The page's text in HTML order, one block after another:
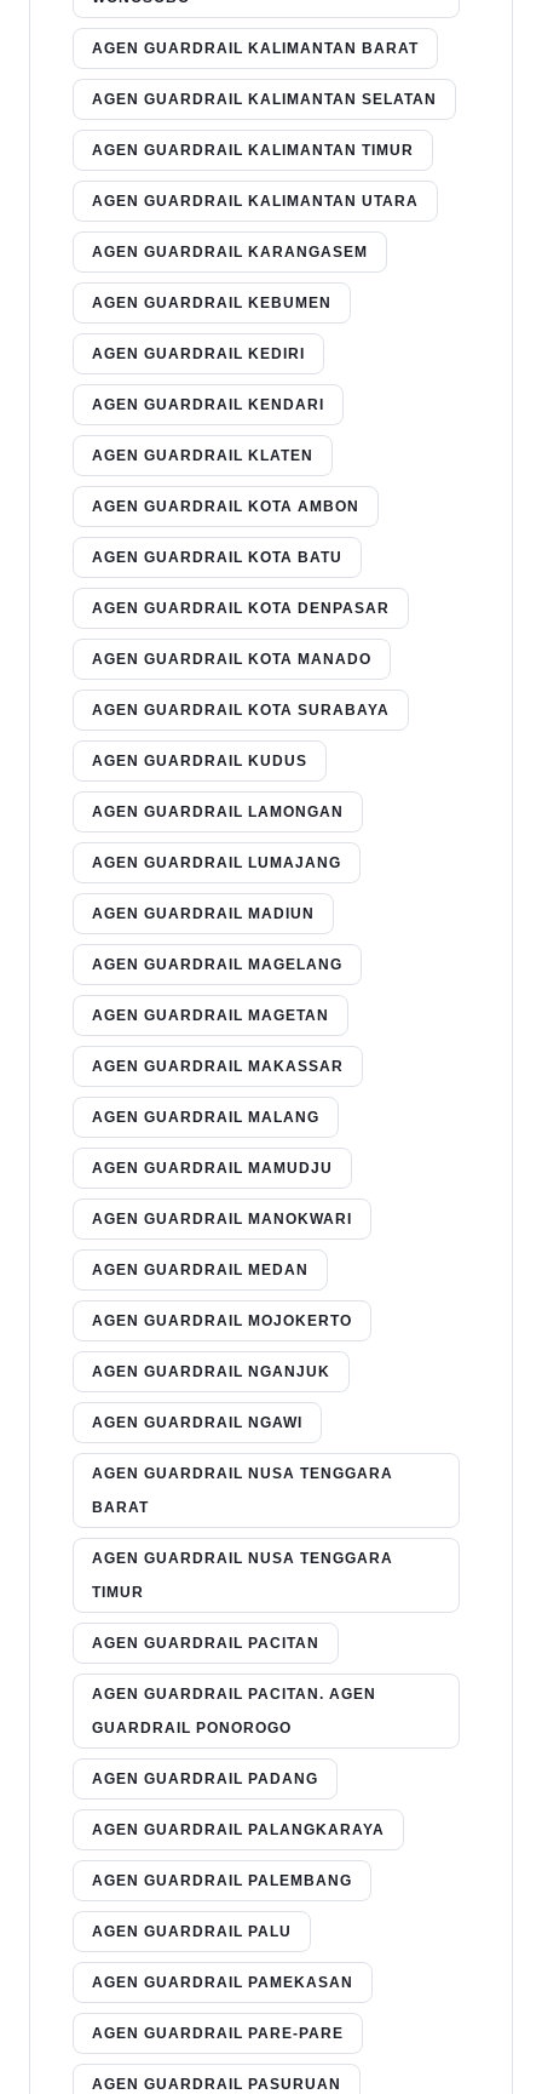
AGEN GUARDRAIL KALIMANTAN BARAT
AGEN GUARDRAIL KALIMANTAN SELATAN
AGEN GUARDRAIL KALIMANTAN TIMUR
AGEN GUARDRAIL KALIMANTAN UTARA
AGEN GUARDRAIL KARANGASEM
AGEN GUARDRAIL KEBUMEN
AGEN GUARDRAIL KEDIRI
AGEN GUARDRAIL KENDARI
AGEN GUARDRAIL KLATEN
AGEN GUARDRAIL KOTA AMBON
AGEN GUARDRAIL KOTA BATU
AGEN GUARDRAIL KOTA DENPASAR
AGEN GUARDRAIL KOTA MANADO
AGEN GUARDRAIL KOTA SURABAYA
AGEN GUARDRAIL KUDUS
AGEN GUARDRAIL LAMONGAN
AGEN GUARDRAIL LUMAJANG
AGEN GUARDRAIL MADIUN
AGEN GUARDRAIL MAGELANG
AGEN GUARDRAIL MAGETAN
AGEN GUARDRAIL MAKASSAR
AGEN GUARDRAIL MALANG
AGEN GUARDRAIL MAMUDJU
AGEN GUARDRAIL MANOKWARI
AGEN GUARDRAIL MEDAN
AGEN GUARDRAIL MOJOKERTO
AGEN GUARDRAIL NGANJUK
AGEN GUARDRAIL NGAWI
AGEN GUARDRAIL NUSA TENGGARA
BARAT
AGEN GUARDRAIL NUSA TENGGARA
TIMUR
AGEN GUARDRAIL PACITAN
AGEN GUARDRAIL PACITAN. AGEN
GUARDRAIL PONOROGO
AGEN GUARDRAIL PADANG
AGEN GUARDRAIL PALANGKARAYA
AGEN GUARDRAIL PALEMBANG
AGEN GUARDRAIL PALU
AGEN GUARDRAIL PAMEKASAN
AGEN GUARDRAIL PARE-PARE
AGEN GUARDRAIL PASURUAN